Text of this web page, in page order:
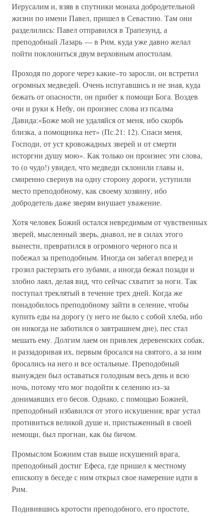
Иерусалим и, взяв в спутники монаха добродетельной
жизни по имени Павел, пришел в Севастию. Там они
разделились: Павел отправился в Трапезунд, а
преподобный Лазарь — в Рим, куда уже давно желал
пойти поклониться двум верховным апостолам.
Проходя по дороге через какие–то заросли, он встретил
огромных медведей. Очень испугавшись и не зная, куда
бежать от опасности, он прибег к помощи Бога. Воздев
очи и руки к Небу, он произнес слова из псалма
Давида:«Боже мой не удаляйся от меня, ибо скорбь
близка, а помощника нет» (Пс.21: 12). Спаси меня,
Господи, от уст кровожадных зверей и от смерти
исторгни душу мою». Как только он произнес эти слова,
то (о чудо!) увидел, что медведи склонили главы и,
смиренно свернув на одну сторону дороги, уступили
место преподобному, как своему хозяину, ибо
добродетель даже зверям внушает уважение.
Хотя человек Божий остался невредимым от чувственных
зверей, мысленный зверь, диавол, не в силах этого
вынести, превратился в огромного черного пса и
побежал за преподобным. Иногда он забегал вперед и
грозил растерзать его зубами, а иногда бежал позади и
злобно лаял, делая вид, что сейчас схватит за ноги. Так
поступал треклятый в течение трех дней. Когда же
понадобилось преподобному зайти в селение, чтобы
купить еды на дорогу (у него не было с собой хлеба, ибо
он никогда не заботился о завтрашнем дне), пес стал
мешать ему. Долгим лаем он привлек деревенских собак,
и раззадоривая их, первым бросался на святого, а за ним
бросались на него и все остальные. Преподобный
вынужден был оставаться голодным весь день и всю
ночь, потому что мог подойти к селению из–за
донимавших его бесов. Однако, с помощью Божией,
преподобный избавился от этого искушения; враг устал
противиться великой душе и, пристыженный в своей
немощи, был прогнан, как бы бичом.
Промыслом Божиим став выше искушений врага,
преподобный достиг Ефеса, где пришел к местному
епископу в беседе с ним открыл свое намерение идти в
Рим.
Подивившись кротости преподобного, его простоте,